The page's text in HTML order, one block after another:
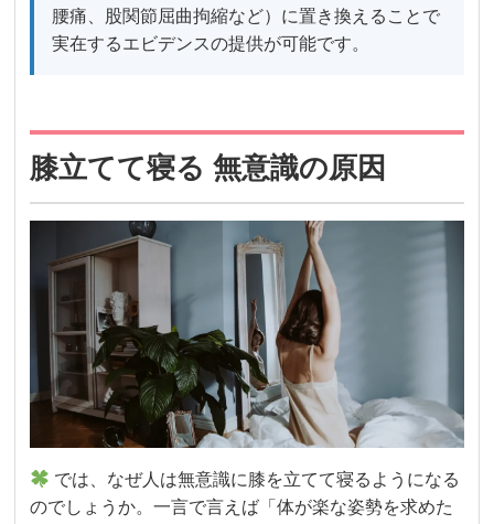
腰痛、股関節屈曲拘縮など）に置き換えることで
実在するエビデンスの提供が可能です。
膝立てて寝る 無意識の原因
では、なぜ人は無意識に膝を立てて寝るようになる
のでしょうか。一言で言えば「体が楽な姿勢を求めた